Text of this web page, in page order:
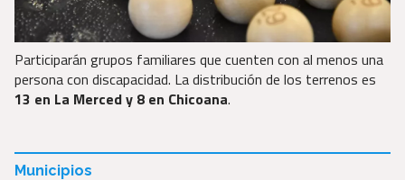
Participarán grupos familiares que cuenten con al menos una
persona con discapacidad. La distribución de los terrenos es
13 en La Merced y 8 en Chicoana.
Municipios